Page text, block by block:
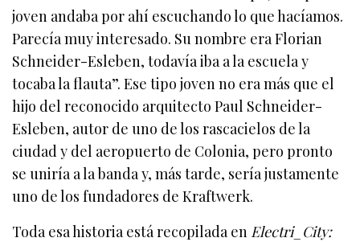
joven andaba por ahí escuchando lo que hacíamos.
Parecía muy interesado. Su nombre era Florian
Schneider-Esleben, todavía iba a la escuela y
tocaba la flauta”. Ese tipo joven no era más que el
hijo del reconocido arquitecto Paul Schneider-
Esleben, autor de uno de los rascacielos de la
ciudad y del aeropuerto de Colonia, pero pronto
se uniría a la banda y, más tarde, sería justamente
uno de los fundadores de Kraftwerk.
Toda esa historia está recopilada en Electri_City: